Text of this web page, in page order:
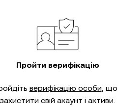
Пройти верифікацію
верифікацію особи,
захистити свій акаунт і активи.